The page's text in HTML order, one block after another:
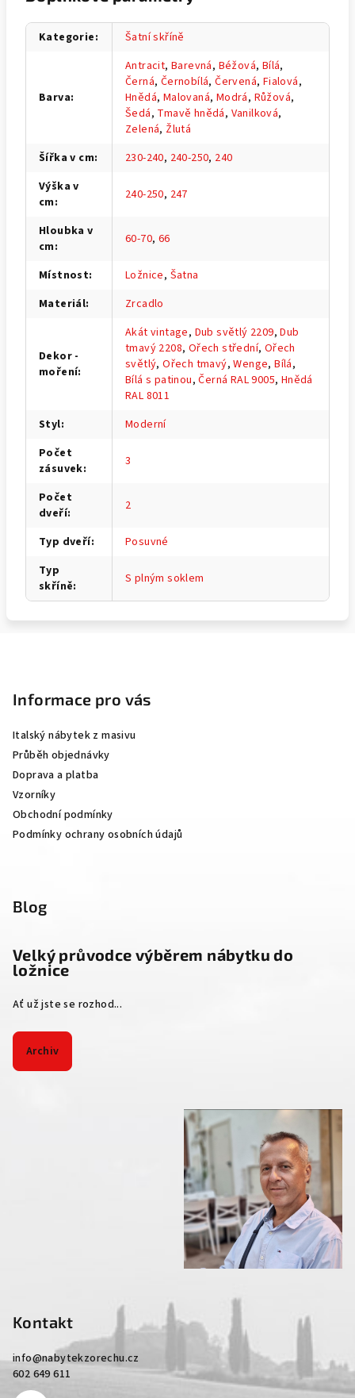
Kategorie: Šatní skříně
Barva:
Antracit,Barevná, Béžová, Bílá,
Černá, Černobílá,Červená, Fialová,
Hnědá, Malovaná, Modrá, Růžová,
Šedá, Tmavě hnědá, Vanilková,
Zelená, Žlutá
Šířka v cm: 230-240, 240-250, 240
Výška v
cm: 240-250, 247
Hloubka v
cm: 60-70, 66
Místnost: Ložnice, Šatna
Materiál: Zrcadlo
Dekor -
moření:
Akát vintage, Dub světlý 2209,Dub
tmavý 2208, Ořech střední, Ořech
světlý,Ořech tmavý,Wenge,Bílá,
Bílá s patinou,Černá RAL 9005, Hnědá
RAL 8011
Styl:
Moderní
Počet
zásuvek: 3
Počet
dveří: 2
Typ dveří:
Posuvné
Typ
skříně: S plným soklem
Informace pro vás
Italský nábytek z masivu
Průběh objednávky
Doprava a platba
Vzorníky
Obchodní podmínky
Podmínky ochrany osobních údajů
Blog
Velký průvodce výběrem nábytku do
ložnice
Ať už jste se rozhod...
Archiv
Kontakt
info@nabytekzorechu.cz
602 649 611